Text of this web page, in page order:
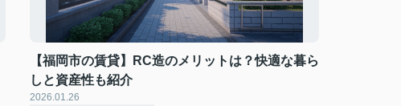
【福岡市の賃貸】RC造のメリットは？快適な暮ら
しと資産性も紹介
2026.01.26